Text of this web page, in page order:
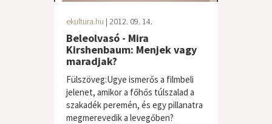
ekultura.hu | 2012. 09. 14.
Beleolvasó - Mira
Kirshenbaum: Menjek vagy
maradjak?
Fülszöveg:Ugye ismerős a filmbeli
jelenet, amikor a főhős túlszalad a
szakadék peremén, és egy pillanatra
megmerevedik a levegőben?